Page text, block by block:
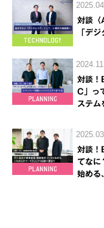
対談
「デ
対談！
C」っ
ステム
対談！
てな
始める